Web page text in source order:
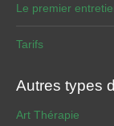
Le premier
Tarifs
Autres types
Art Thérapie